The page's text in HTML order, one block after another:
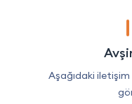
Aşağıdaki